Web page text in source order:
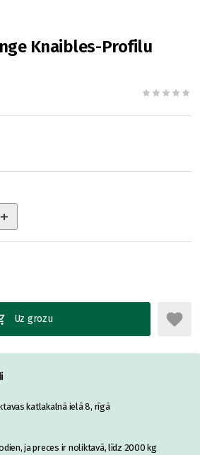
Knaibles-Profilu
Uz grozu
katlakalnā ielā 8, rīgā
ja preces ir noliktavā, līdz 2000 kg